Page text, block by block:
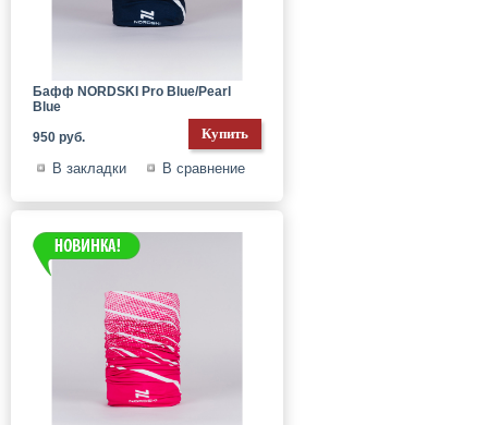
Бафф NORDSKI Pro Blue/Pearl
Blue
950 руб.
В закладки В сравнение